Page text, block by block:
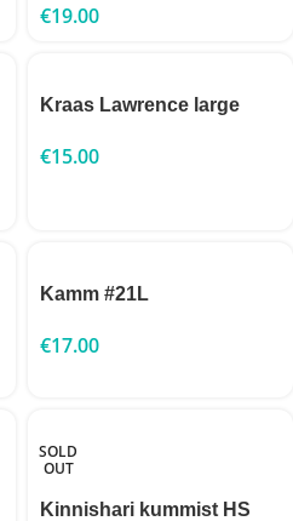
€19.00
Kraas Lawrence large
€15.00
Kamm #21L
€17.00
SOLD
OUT
Kinnishari kummist HS